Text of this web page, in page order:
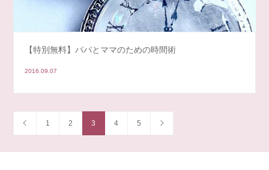
【特別無料】パパとママのための時間術
2016.09.07
1 2 3 4 5